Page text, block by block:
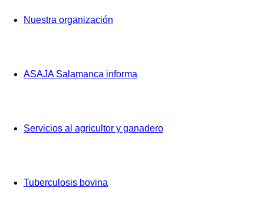
Nuestra organización
ASAJA Salamanca informa
Servicios al agricultor y ganadero
Tuberculosis bovina